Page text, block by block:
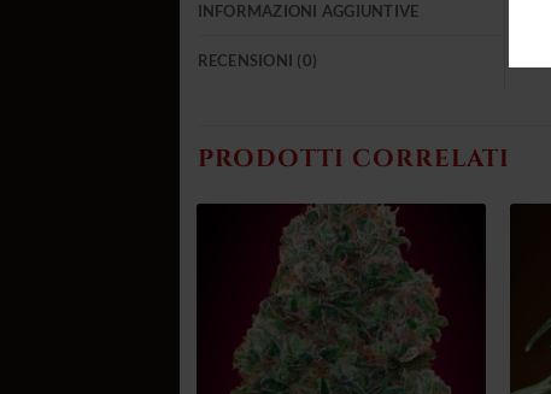
INFORMAZIONI AGGIUNTIVE
RECENSIONI (0)
PRODOTTI CORRELATI
Aggiungi
alla lista
dei
desideri